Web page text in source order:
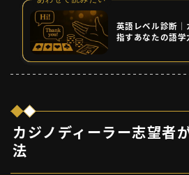
英語レベル診断｜
指すあなたの語学
カジノディーラー志望者
法